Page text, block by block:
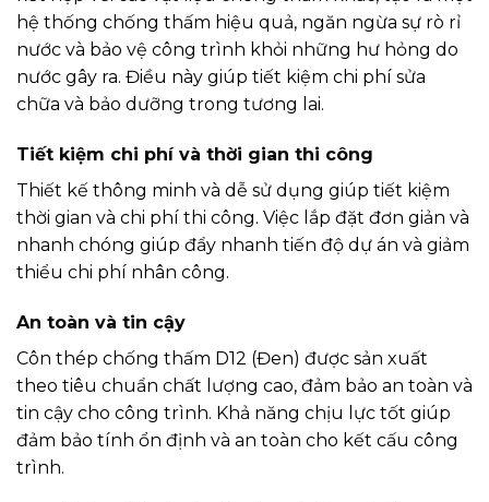
hệ thống chống thấm hiệu quả, ngăn ngừa sự rò rỉ
nước và bảo vệ công trình khỏi những hư hỏng do
nước gây ra. Điều này giúp tiết kiệm chi phí sửa
chữa và bảo dưỡng trong tương lai.
Tiết kiệm chi phí và thời gian thi công
Thiết kế thông minh và dễ sử dụng giúp tiết kiệm
thời gian và chi phí thi công. Việc lắp đặt đơn giản và
nhanh chóng giúp đẩy nhanh tiến độ dự án và giảm
thiểu chi phí nhân công.
An toàn và tin cậy
Côn thép chống thấm D12 (Đen) được sản xuất
theo tiêu chuẩn chất lượng cao, đảm bảo an toàn và
tin cậy cho công trình. Khả năng chịu lực tốt giúp
đảm bảo tính ổn định và an toàn cho kết cấu công
trình.